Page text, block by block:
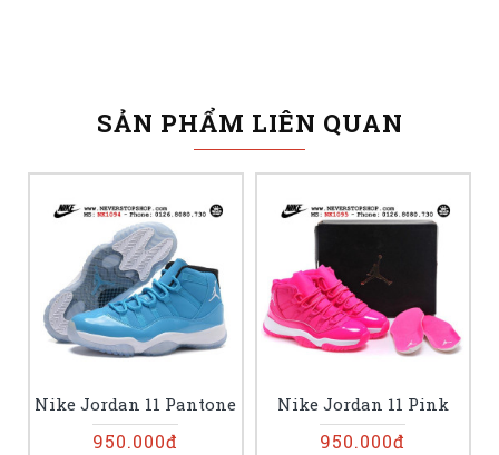
SẢN PHẨM LIÊN QUAN
Nike Jordan 11 Pantone
950.000đ
Nike Jordan 11 Pink
950.000đ